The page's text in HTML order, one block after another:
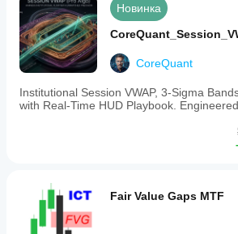
Новинка
CoreQuant
Institutional Session VWAP, 3-Sigma
with Real-Time HUD Playbook.
Fair Value Gaps MTF